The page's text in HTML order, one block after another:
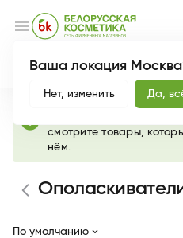
Ваша локация
Нет, изменить Да,
menu
Новинки Акции
info смотрите товары,
нём.
По умолчанию